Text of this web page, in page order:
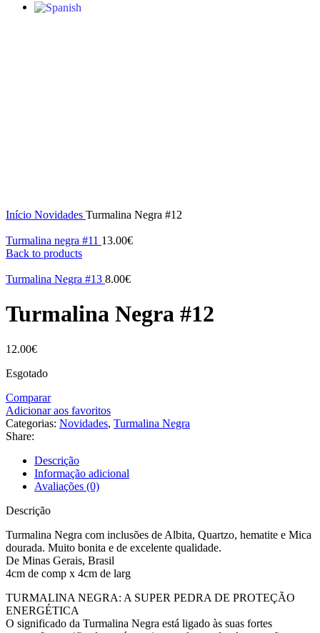
Início Novidades Turmalina Negra #12
Turmalina negra #11 13.00€
Back to products
Turmalina Negra #13 8.00€
Turmalina Negra #12
12.00€
Esgotado
Comparar
Adicionar aos favoritos
Categorias: Novidades, Turmalina Negra
Share:
Descrição
Informação adicional
Avaliações (0)
Descrição
Turmalina Negra com inclusões de Albita, Quartzo, hematite e Mica
dourada. Muito bonita e de excelente qualidade.
De Minas Gerais, Brasil
4cm de comp x 4cm de larg
TURMALINA NEGRA: A SUPER PEDRA DE PROTEÇÃO
ENERGÉTICA
O significado da Turmalina Negra está ligado às suas fortes